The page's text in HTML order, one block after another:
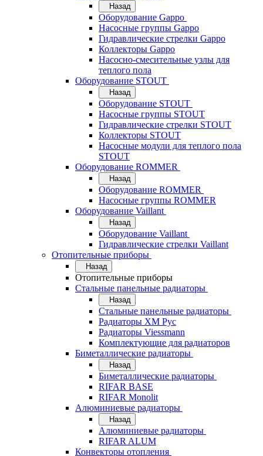
Назад
Оборудование Gappo
Насосные группы Gappo
Гидравлические стрелки Gappo
Коллекторы Gappo
Насосно-смесительные узлы для
теплого пола
Оборудование STOUT
Назад
Оборудование STOUT
Насосные группы STOUT
Гидравлические стрелки STOUT
Коллекторы STOUT
Насосные модули для теплого пола
STOUT
Оборудование ROMMER
Назад
Оборудование ROMMER
Насосные группы ROMMER
Оборудование Vaillant
Назад
Оборудование Vaillant
Гидравлические стрелки Vaillant
Отопительные приборы
Назад
Отопительные приборы
Стальные панельные радиаторы
Назад
Стальные панельные радиаторы
Радиаторы ХМ Рус
Радиаторы Viessmann
Комплектующие для радиаторов
Биметаллические радиаторы
Назад
Биметаллические радиаторы
RIFAR BASE
RIFAR Monolit
Алюминиевые радиаторы
Назад
Алюминиевые радиаторы
RIFAR ALUM
Конвекторы отопления